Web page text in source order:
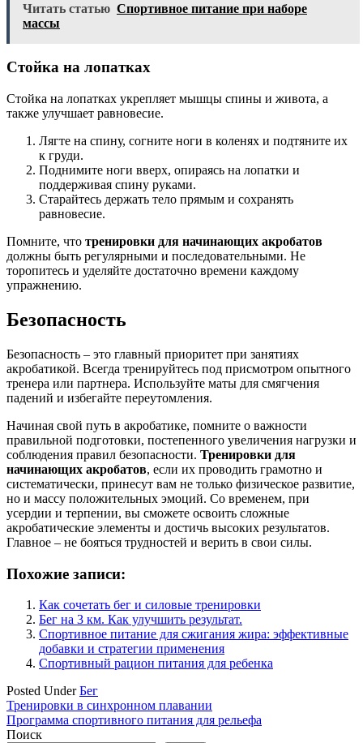
Читать статью Спортивное питание при наборе
массы
Стойка на лопатках
Стойка на лопатках укрепляет мышцы спины и живота, а
также улучшает равновесие.
Лягте на спину, согните ноги в коленях и подтяните их
к груди.
Поднимите ноги вверх, опираясь на лопатки и
поддерживая спину руками.
Старайтесь держать тело прямым и сохранять
равновесие.
Помните, что тренировки для начинающих акробатов
должны быть регулярными и последовательными. Не
торопитесь и уделяйте достаточно времени каждому
упражнению.
Безопасность
Безопасность – это главный приоритет при занятиях
акробатикой. Всегда тренируйтесь под присмотром опытного
тренера или партнера. Используйте маты для смягчения
падений и избегайте переутомления.
Начиная свой путь в акробатике, помните о важности
правильной подготовки, постепенного увеличения нагрузки и
соблюдения правил безопасности. Тренировки для
начинающих акробатов, если их проводить грамотно и
систематически, принесут вам не только физическое развитие,
но и массу положительных эмоций. Со временем, при
усердии и терпении, вы сможете освоить сложные
акробатические элементы и достичь высоких результатов.
Главное – не бояться трудностей и верить в свои силы.
Похожие записи:
Как сочетать бег и силовые тренировки
Бег на 3 км. Как улучшить результат.
Спортивное питание для сжигания жира: эффективные
добавки и стратегии применения
Спортивный рацион питания для ребенка
Posted UnderБег
Навигация
по
Тренировки в синхронном плавании
Программа спортивного питания для рельефа
Поиск